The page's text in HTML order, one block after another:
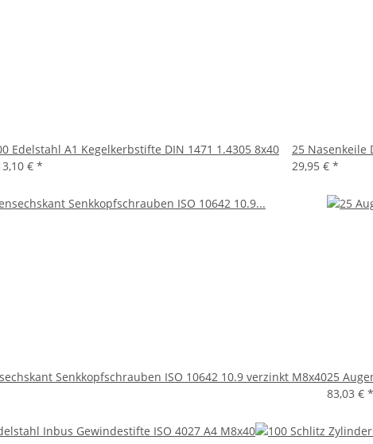
Edelstahl A1 Kegelkerbstifte DIN 1471 1.4305 8x40
€ *
25 Nasenkeile
29,95 € *
Senkkopfschrauben ISO 10642 10.9 verzinkt M8x4025
83,03 € *